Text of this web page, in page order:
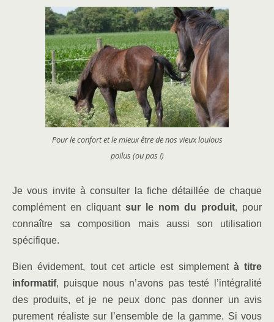
Pour le confort et le mieux être de nos vieux loulous
poilus (ou pas !)
Je vous invite à consulter la fiche détaillée de chaque
complément en cliquant sur le nom du produit, pour
connaître sa composition mais aussi son utilisation
spécifique.
Bien évidement, tout cet article est simplement à titre
informatif, puisque nous n’avons pas testé l’intégralité
des produits, et je ne peux donc pas donner un avis
purement réaliste sur l’ensemble de la gamme. Si vous